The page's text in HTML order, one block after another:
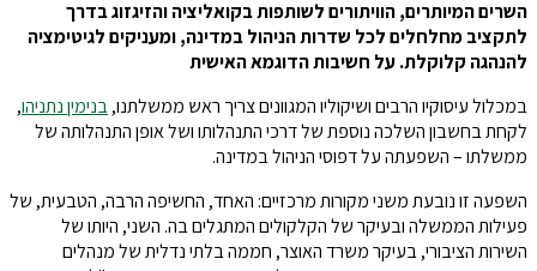
השרים המיותרים, הוויתורים לשותפות בקואליציה והזיגזוג בדרך
לתקציב מחלחלים לכל שדרות הניהול במדינה, ומעניקים לגיטימציה
להנהגה קלוקלת. על חשיבות הדוגמא האישית
במכלול עיסוקיו הרבים ושיקוליו המגוונים צריך ראש ממשלתנו,בנימין נתניהו,
לקחת בחשבון השלכה נוספת של דרכי התנהלותו ושל אופן התנהלותה של
ממשלתו – השפעתה על דפוסי הניהול במדינה.
השפעה זו נובעת משני מקורות מרכזיים: האחד, החשיפה הרבה, הטבעית, של
פעילות הממשלה ובעיקר של הקלקולים המתגלים בה. השני, היותו של
השירות הציבורי, בעיקר משרד האוצר, חממה בלתי נדלית של מנהלים